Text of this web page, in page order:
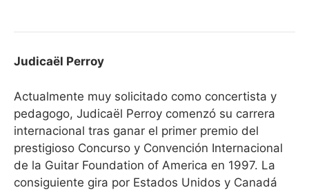
Judicaël Perroy
Actualmente muy solicitado como concertista y
pedagogo, Judicaël Perroy comenzó su carrera
internacional tras ganar el primer premio del
prestigioso Concurso y Convención Internacional
de la Guitar Foundation of America en 1997. La
consiguiente gira por Estados Unidos y Canadá